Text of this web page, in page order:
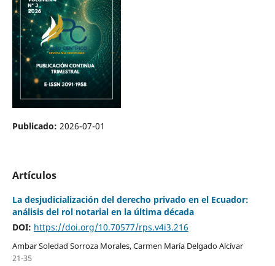
Publicado: 2026-07-01
Artículos
La desjudicialización del derecho privado en el Ecuador:
análisis del rol notarial en la última década
DOI: https://doi.org/10.70577/rps.v4i3.216
Ambar Soledad Sorroza Morales, Carmen María Delgado Alcívar
21-35